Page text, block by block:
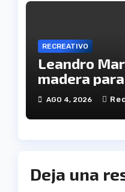
RECREATIVO
Leandro
madera
Decano
AGO 4, 2026
Deja una